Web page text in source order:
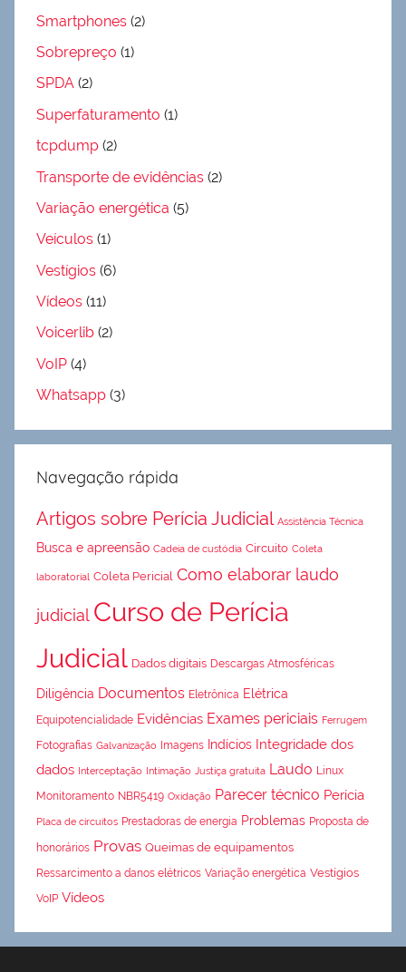
Smartphones (2)
Sobrepreço (1)
SPDA (2)
Superfaturamento (1)
tcpdump (2)
Transporte de evidências (2)
Variação energética (5)
Veículos (1)
Vestígios (6)
Vídeos (11)
Voicerlib (2)
VoIP (4)
Whatsapp (3)
Navegação rápida
Artigos sobre Perícia Judicial Assistência Técnica
Busca e apreensão Cadeia de custódia Circuito Coleta
laboratorial Coleta Pericial Como elaborar laudo
judicial Curso de Perícia
Judicial Dados digitais Descargas Atmosféricas
Diligência Documentos Eletrônica Elétrica
Equipotencialidade Evidências Exames periciais Ferrugem
Fotografias Galvanização Imagens Indícios Integridade dos
dados Interceptação Intimação Justiça gratuita Laudo Linux
Monitoramento NBR5419 Oxidação Parecer técnico Perícia
Placa de circuitos Prestadoras de energia Problemas Proposta de
honorários Provas Queimas de equipamentos
Ressarcimento a danos elétricos Variação energética Vestígios
VoIP Vídeos